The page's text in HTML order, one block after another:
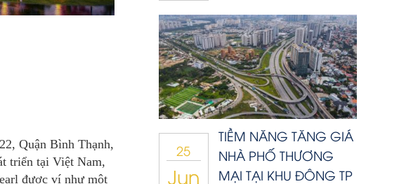
Quận Bình Thạnh,
triển tại Việt Nam,
được ví như một
25
Jun
TIỀM NĂNG TĂNG GIÁ
NHÀ PHỐ THƯƠNG
MẠI TẠI KHU ĐÔNG TP